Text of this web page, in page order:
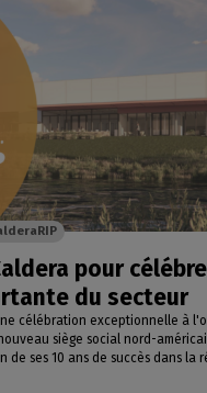
pour
du secteur
célébration exceptionnelle à
siège social nord-
de ses 10 ans de succès dans la